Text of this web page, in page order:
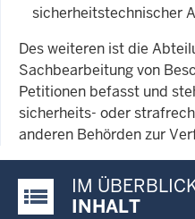
sicherheitstechnischer
Des weiteren ist die
Sachbearbeitung von
Petitionen befasst und
sicherheits- oder
anderen Behörden zur
Justiz-Portal im
IM
INHALT